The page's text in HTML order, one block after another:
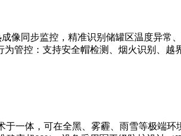
同步监控，精准识别储罐区温度异常
管控：支持安全帽检测、烟火识别、越
一体，可在全黑、雾霾、雨雪等极端